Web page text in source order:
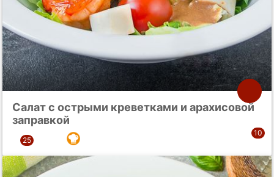
Салат с острыми креветками и арахисовой
заправкой